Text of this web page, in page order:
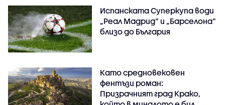
Испанската Суперкупа води
„Реал Мадрид“ и „Барселона“
близо до България
Като средновековен
фентъзи роман:
Призрачният град Крако,